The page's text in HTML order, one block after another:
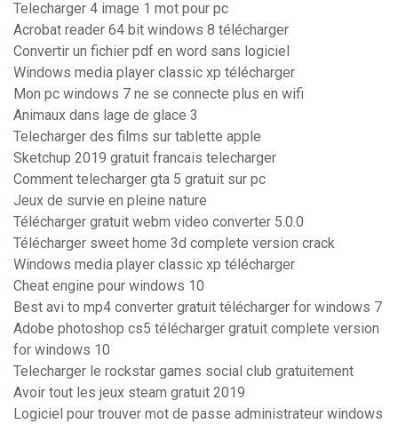
Telecharger 4 image 1 mot pour pc
Acrobat reader 64 bit windows 8 télécharger
Convertir un fichier pdf en word sans logiciel
Windows media player classic xp télécharger
Mon pc windows 7 ne se connecte plus en wifi
Animaux dans lage de glace 3
Telecharger des films sur tablette apple
Sketchup 2019 gratuit francais telecharger
Comment telecharger gta 5 gratuit sur pc
Jeux de survie en pleine nature
Télécharger gratuit webm video converter 5.0.0
Télécharger sweet home 3d complete version crack
Windows media player classic xp télécharger
Cheat engine pour windows 10
Best avi to mp4 converter gratuit télécharger for windows 7
Adobe photoshop cs5 télécharger gratuit complete version
for windows 10
Telecharger le rockstar games social club gratuitement
Avoir tout les jeux steam gratuit 2019
Logiciel pour trouver mot de passe administrateur windows